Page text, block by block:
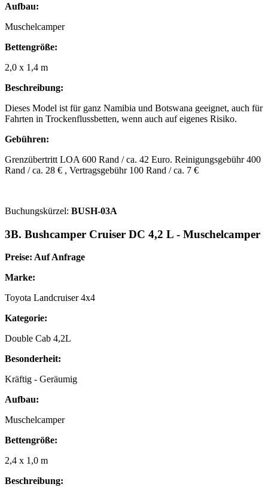
Aufbau:
Muschelcamper
Bettengröße:
2,0 x 1,4 m
Beschreibung:
Dieses Model ist für ganz Namibia und Botswana geeignet, auch für
Fahrten in Trockenflussbetten, wenn auch auf eigenes Risiko.
Gebühren:
Grenzübertritt LOA 600 Rand / ca. 42 Euro. Reinigungsgebühr 400
Rand / ca. 28 € , Vertragsgebühr 100 Rand / ca. 7 €
Buchungskürzel: BUSH-03A
3B. Bushcamper Cruiser DC 4,2 L - Muschelcamper
Preise: Auf Anfrage
Marke:
Toyota Landcruiser 4x4
Kategorie:
Double Cab 4,2L
Besonderheit:
Kräftig - Geräumig
Aufbau:
Muschelcamper
Bettengröße:
2,4 x 1,0 m
Beschreibung: